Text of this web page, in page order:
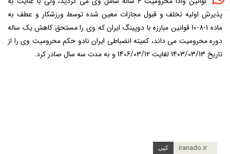
پذیرش اولیه تخلف و قبول مجازات معین شده توسط ورزشکار و عطف به
ماده 1-8-10 قوانین مبارزه با دوپینگ ایران که وی را مستحق کاهش یک ساله
دوره محرومیت می داند، کمیته انضباطی ایران نادو حکم محرومیت وی را از
تاریخ 1403/03/13 لغایت 1406/03/12 و به مدت سه سال صادر کرد.
iranado.ir